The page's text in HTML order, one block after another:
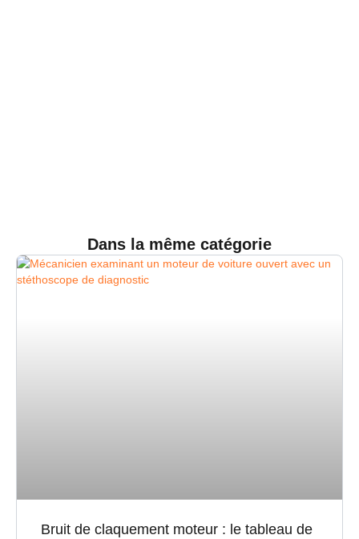
Dans la même catégorie
Bruit de claquement moteur : le tableau de